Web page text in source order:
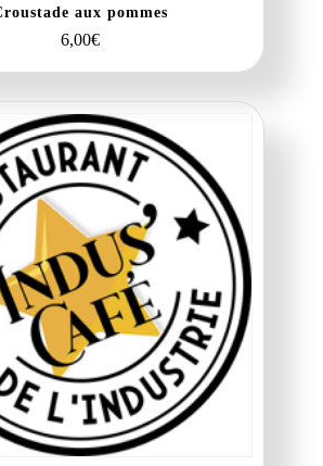
aux pommes
6,00€